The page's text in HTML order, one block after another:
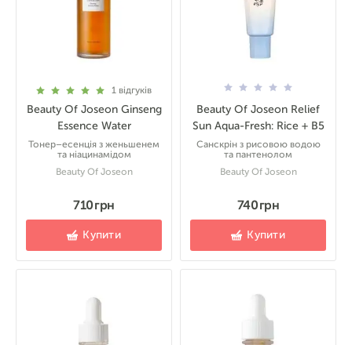
1 відгуків
Beauty Of Joseon Ginseng
Essence Water
Тонер–есенція з женьшенем
та ніацинамідом
Beauty Of Joseon
710 грн
Купити
Beauty Of Joseon Relief
Sun Aqua-Fresh: Rice + B5
Санскрін з рисовою водою
та пантенолом
Beauty Of Joseon
740 грн
Купити